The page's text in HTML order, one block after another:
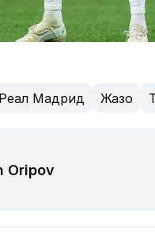
Реал Мадрид Жазо
Oripov